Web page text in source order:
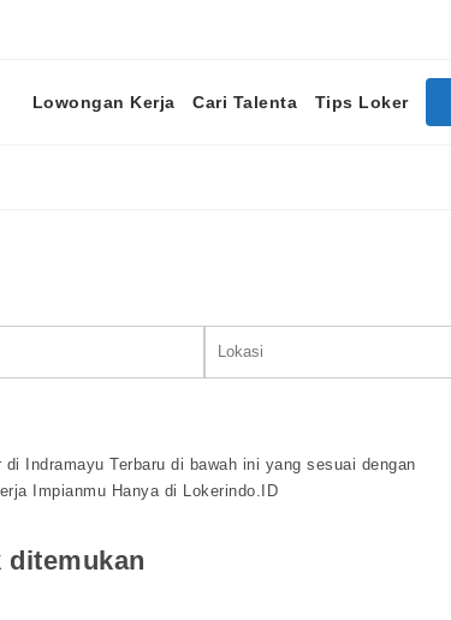
Lowongan Kerja Cari Talenta Tips Loker
Indramayu Terbaru di bawah ini yang sesuai dengan
Impianmu Hanya di Lokerindo.ID
ditemukan